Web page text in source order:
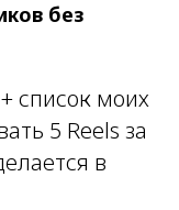
без
список моих
5 Reels за
в